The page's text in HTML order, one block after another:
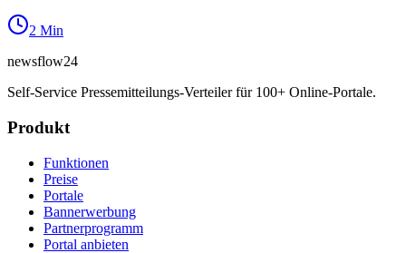
2 Min
newsflow24
Self-Service Pressemitteilungs-Verteiler für 100+ Online-Portale.
Produkt
Funktionen
Preise
Portale
Bannerwerbung
Partnerprogramm
Portal anbieten